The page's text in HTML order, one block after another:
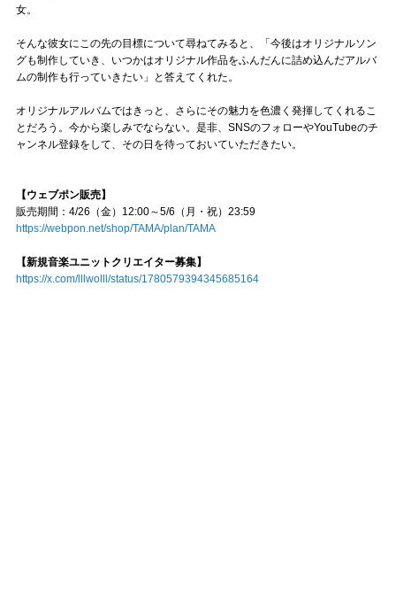
女。
そんな彼女にこの先の目標について尋ねてみると、「今後はオリジナルソン
グも制作していき、いつかはオリジナル作品をふんだんに詰め込んだアルバ
ムの制作も行っていきたい」と答えてくれた。
オリジナルアルバムではきっと、さらにその魅力を色濃く発揮してくれるこ
とだろう。今から楽しみでならない。是非、SNSのフォローやYouTubeのチ
ャンネル登録をして、その日を待っておいていただきたい。
【ウェブポン販売】
販売期間：4/26（金）12:00～5/6（月・祝）23:59
https://webpon.net/shop/TAMA/plan/TAMA
【新規音楽ユニットクリエイター募集】
https://x.com/lllwolll/status/1780579394345685164